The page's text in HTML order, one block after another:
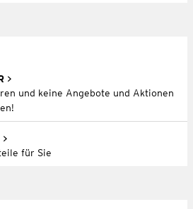
und keine Angebote und Aktionen
für Sie